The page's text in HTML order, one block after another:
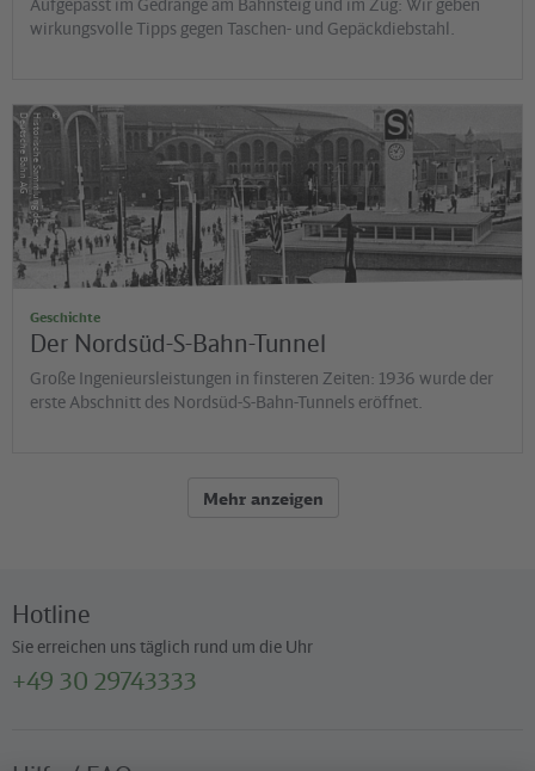
Aufgepasst im Gedränge am Bahnsteig und im Zug: Wir geben
wirkungsvolle Tipps gegen Taschen- und Gepäckdiebstahl.
©
H
is
t
o
r
is
c
h
e
S
a
m
m
lu
n
g
d
e
r
D
e
u
t
s
c
h
e
B
a
h
n
A
G
Geschichte
Der Nordsüd-S-Bahn-Tunnel
Große Ingenieursleistungen in finsteren Zeiten: 1936 wurde der
erste Abschnitt des Nordsüd-S-Bahn-Tunnels eröffnet.
Mehr anzeigen
Hotline
Sie erreichen uns täglich rund um die Uhr
+49 30 29743333